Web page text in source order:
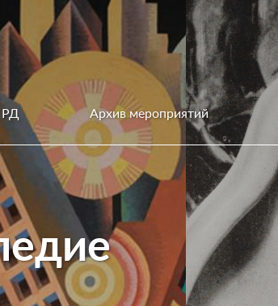
РД Архив мероприятий